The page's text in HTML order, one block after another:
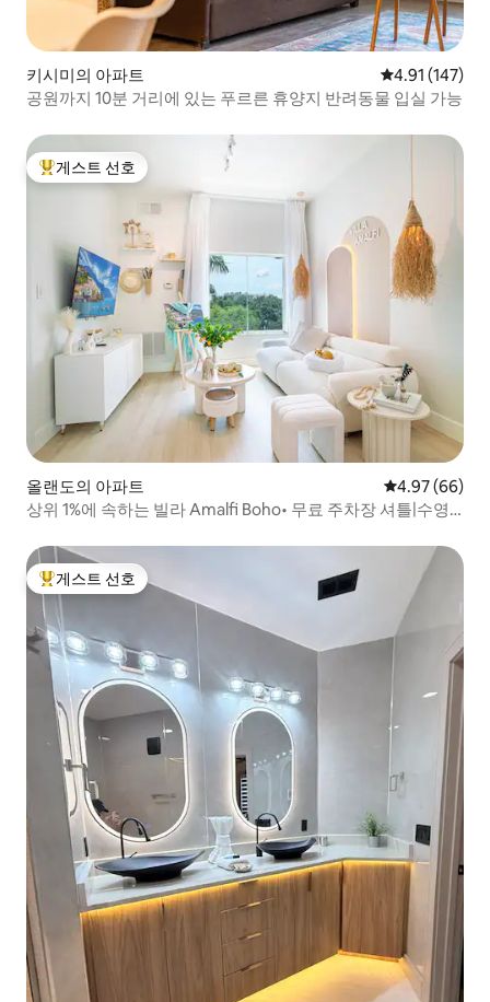
키시미의 아파트 평점 4.91점(5
4.91 (147)
공원까지 10분 거리에 있는 푸르른 휴양지 반려동물 입실 가능
상위 게스트 선호
게스트 선호
올랜도의 아파트 평점 4.97점(5
4.97 (66)
상위 1%에 속하는 빌라 Amalfi Boho• 무료 주차장 셔틀|수영
상위 게스트 선호
게스트 선호